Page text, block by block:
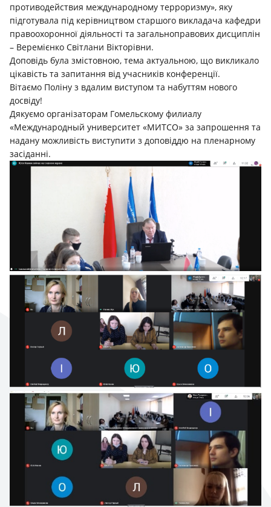
противодействия международному терроризму», яку
підготувала під керівництвом старшого викладача кафедри
правоохоронної діяльності та загальноправових дисциплін
– Веремієнко Світлани Вікторівни.
Доповідь була змістовною, тема актуальною, що викликало
цікавість та запитання від учасників конференції.
Вітаємо Поліну з вдалим виступом та набуттям нового
досвіду!
Дякуємо організаторам Гомельскому филиалу
«Международный университет «МИТСО» за запрошення та
надану можливість виступити з доповіддю на пленарному
засіданні.